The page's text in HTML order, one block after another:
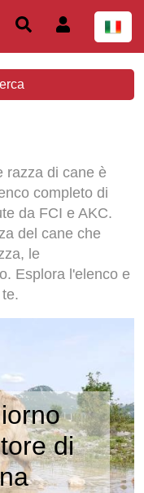
razza di cane è
completo di
da FCI e AKC.
del cane che
le
Esplora l'elenco e
di